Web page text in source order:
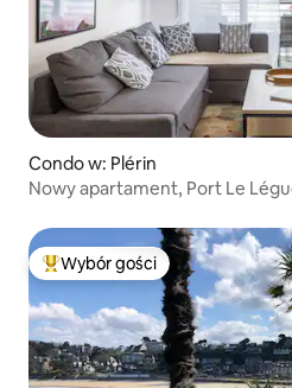
Condo w: Plérin
Nowy apartament, Port Le
Najpopularniejsze z kategorii
Wybór gości